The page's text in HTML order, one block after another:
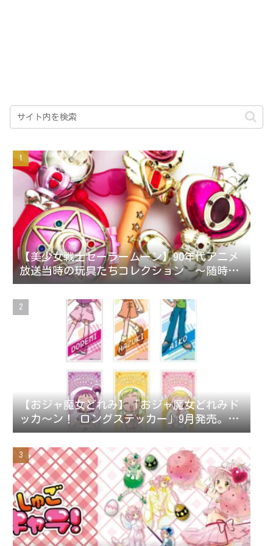
【美少女戦士セーラームーン】90年代アニメ
放送当時の玩具たちコレクション ～随時更
新～
【おジャ魔女どれみ】「おジャ魔女どれみド
ッカ～ン！ ロングステッカー」9月発売。ス
テッカー全42種。